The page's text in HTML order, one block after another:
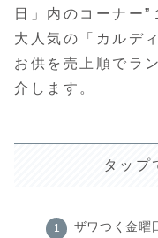
日」内のコーナー”
大人気の「カルデ
お供を売上順でラ
介します。
タップ
ザワつく金曜